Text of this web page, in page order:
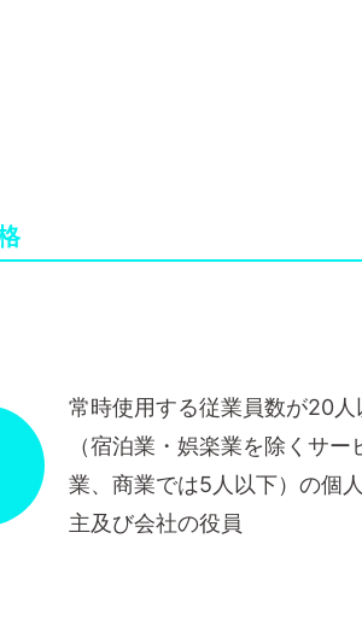
常時使用する従業員数が20人
（宿泊業・娯楽業を除くサー
業、商業では5人以下）の個
主及び会社の役員